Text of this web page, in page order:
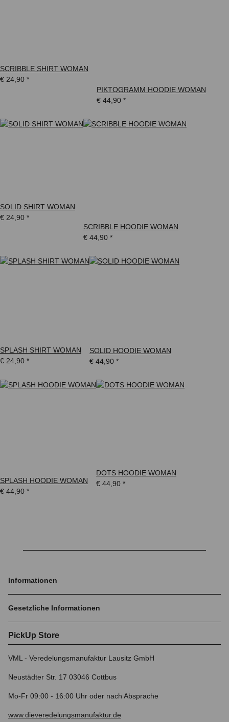
SCRIBBLE SHIRT WOMAN
€ 24,90 *
PIKTOGRAMM HOODIE WOMAN
€ 44,90 *
SOLID SHIRT WOMAN
€ 24,90 *
SCRIBBLE HOODIE WOMAN
€ 44,90 *
SPLASH SHIRT WOMAN
€ 24,90 *
SOLID HOODIE WOMAN
€ 44,90 *
SPLASH HOODIE WOMAN
€ 44,90 *
DOTS HOODIE WOMAN
€ 44,90 *
Informationen
Gesetzliche Informationen
PickUp Store
VML - Veredelungsmanufaktur Lausitz GmbH
Neustädter Str. 17 03046 Cottbus
Mo-Fr 09:00 - 16:00 Uhr oder nach Absprache
www.dieveredelungsmanufaktur.de